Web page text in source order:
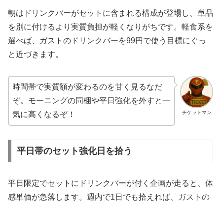
朝はドリンクバーがセットに含まれる構成が登場し、単品
を別に付けるより実質負担が軽くなりがちです。軽食系を
選べば、ガストのドリンクバーを99円で使う目標にぐっ
と近づきます。
チケットマン
時間帯で実質額が変わるのを甘く見るなだ
ぞ。モーニングの同梱や平日強化を外すと一
気に高くなるぞ！
平日帯のセット強化日を拾う
平日限定でセットにドリンクバーが付く企画が走ると、体
感単価が急落します。週内で1日でも拾えれば、ガストの